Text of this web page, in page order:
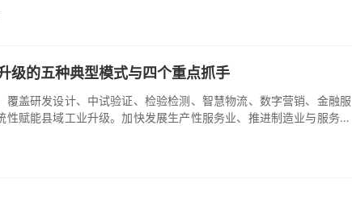
级的五种典型模式与四个重点抓手
盖研发设计、中试验证、检验检测、智慧物流、数字营销、金融服
赋能县域工业升级。加快发展生产性服务业、推进制造业与服务业